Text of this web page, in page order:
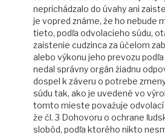
neprichádzalo do úvahy ani
je vopred známe, že ho nebude
tieto, podľa odvolacieho súdu,
zaistenie cudzinca za účelom
alebo výkonu jeho prevozu
nedal správny orgán žiadnu
dospel k záveru o potrebe
súdu tak, ako je uvedené vo
tomto mieste považuje odvolací
že čl. 3 Dohovoru o ochrane
slobôd, podľa ktorého nikto